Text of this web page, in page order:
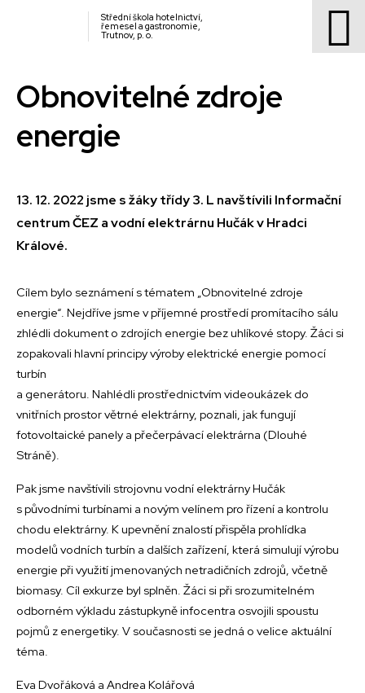
Střední škola hotelnictví,
řemesel a gastronomie,
Trutnov, p. o.
Obnovitelné zdroje
energie
13. 12. 2022 jsme s žáky třídy 3. L navštívili Informační
centrum ČEZ a vodní elektrárnu Hučák v Hradci
Králové.
Cílem bylo seznámení s tématem „Obnovitelné zdroje
energie“. Nejdříve jsme v příjemné prostředí promítacího sálu
zhlédli dokument o zdrojích energie bez uhlíkové stopy. Žáci si
zopakovali hlavní principy výroby elektrické energie pomocí
turbín
a generátoru. Nahlédli prostřednictvím videoukázek do
vnitřních prostor větrné elektrárny, poznali, jak fungují
fotovoltaické panely a přečerpávací elektrárna (Dlouhé
Stráně).
Pak jsme navštívili strojovnu vodní elektrárny Hučák
s původními turbínami a novým velínem pro řízení a kontrolu
chodu elektrárny. K upevnění znalostí přispěla prohlídka
modelů vodních turbín a dalších zařízení, která simulují výrobu
energie při využití jmenovaných netradičních zdrojů, včetně
biomasy. Cíl exkurze byl splněn. Žáci si při srozumitelném
odborném výkladu zástupkyně infocentra osvojili spoustu
pojmů z energetiky. V současnosti se jedná o velice aktuální
téma.
Eva Dvořáková a Andrea Kolářová